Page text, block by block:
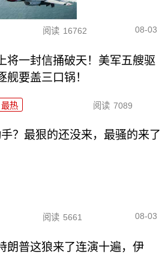
阅读 16762 08-03
上将一封信捅破天！美军五艘驱
舰要盖三口锅！
最热 阅读 7089
？最狠的还没来，最骚的来了
阅读 5661 08-03
朗普这狼来了连演十遍，伊